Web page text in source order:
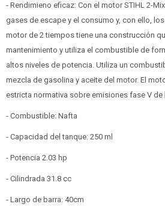
- Rendimieno eficaz: Con el motor STIHL 2-
gases de escape y el consumo y, con ello,
motor de 2 tiempos tiene una construcción
mantenimiento y utiliza el combustible de
altos niveles de potencia. Utiliza un
mezcla de gasolina y aceite del motor. El
estricta normativa sobre emisiones fase V de
- Combustible: Nafta
- Capacidad del tanque: 250 ml
- Potencia 2.03 hp
- Cilindrada 31.8 cc
- Largo de barra: 40cm